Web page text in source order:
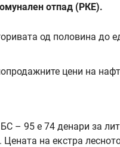
отпад (РКЕ).
цени на
– 95 е 74 денари за
на екстра